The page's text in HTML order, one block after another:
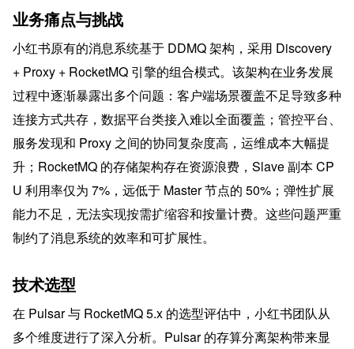
业务痛点与挑战
小红书原有的消息系统基于 DDMQ 架构，采用 Discovery
+ Proxy + RocketMQ 引擎的组合模式。该架构在业务发展
过程中逐渐暴露出多个问题：客户端场景覆盖不足导致多种
连接方式共存，数据平台类接入难以全面覆盖；管控平台、
服务发现和 Proxy 之间的协同复杂度高，运维成本大幅提
升；RocketMQ 的存储架构存在资源浪费，Slave 副本 CP
U 利用率仅为 7%，远低于 Master 节点的 50%；弹性扩展
能力不足，无法实现按需扩缩容和按量计费。这些问题严重
制约了消息系统的效率和可扩展性。
技术选型
在 Pulsar 与 RocketMQ 5.x 的选型评估中，小红书团队从
多个维度进行了深入分析。Pulsar 的存算分离架构带来显